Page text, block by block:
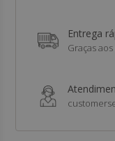
Entrega
Graças